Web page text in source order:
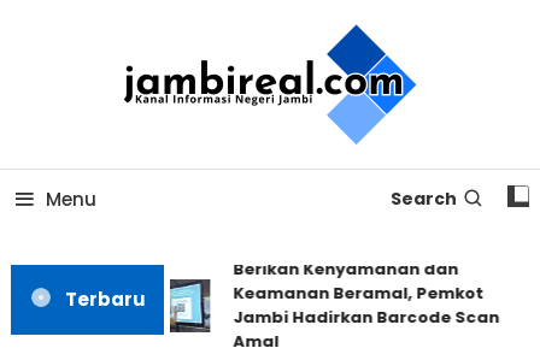
jambireal.com
Menu Search
Terbaru
Berikan Kenyamanan dan
Keamanan Beramal, Pemkot
Jambi Hadirkan Barcode Scan
Amal